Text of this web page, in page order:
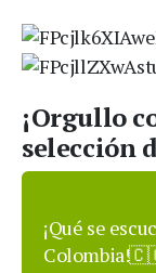
¡Orgullo
selección
¡Qué se